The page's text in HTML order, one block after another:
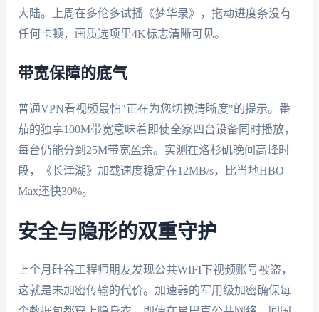
大陆。上周在多伦多试播《梦华录》，拖动进度条没有
任何卡顿，画质选项里4K标志清晰可见。
带宽保障的底气
普通VPN看视频最怕"正在为您切换清晰度"的提示。番
茄的独享100M带宽意味着即使全家四台设备同时播放，
每台仍能分到25M带宽盈余。实测在洛杉矶晚间高峰时
段，《长津湖》加载速度稳定在12MB/s，比当地HBO
Max还快30%。
安全与隐形的双重守护
上个月硅谷工程师朋友发现公共WIFI下视频账号被盗，
这就是未加密传输的代价。加速器的军用级加密确保每